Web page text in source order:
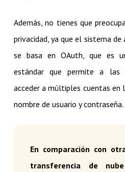
Además, no tienes que
privacidad, ya que el sistema
se basa en OAuth, que es
estándar que permite a las
acceder a múltiples cuentas en
nombre de usuario y contraseña.
En comparación con
transferencia de